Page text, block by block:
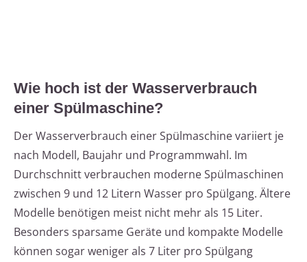
Wie hoch ist der Wasserverbrauch
einer Spülmaschine?
Der Wasserverbrauch einer Spülmaschine variiert je
nach Modell, Baujahr und Programmwahl. Im
Durchschnitt verbrauchen moderne Spülmaschinen
zwischen 9 und 12 Litern Wasser pro Spülgang. Ältere
Modelle benötigen meist nicht mehr als 15 Liter.
Besonders sparsame Geräte und kompakte Modelle
können sogar weniger als 7 Liter pro Spülgang